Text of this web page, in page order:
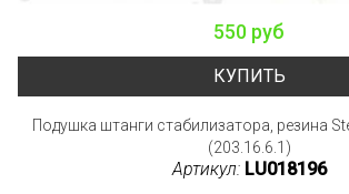
550 руб
КУПИТЬ
Подушка штанги стабилизатора, резина
(203.16.6.1)
Артикул: LU018196